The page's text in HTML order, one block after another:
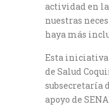
actividad en la
nuestras
haya más
Esta
de Salud
subsecretaría
apoyo de